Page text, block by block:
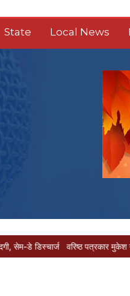
State Local News
वरिष्ठ पत्रकार मुकेश गोयल राष्ट्रीय